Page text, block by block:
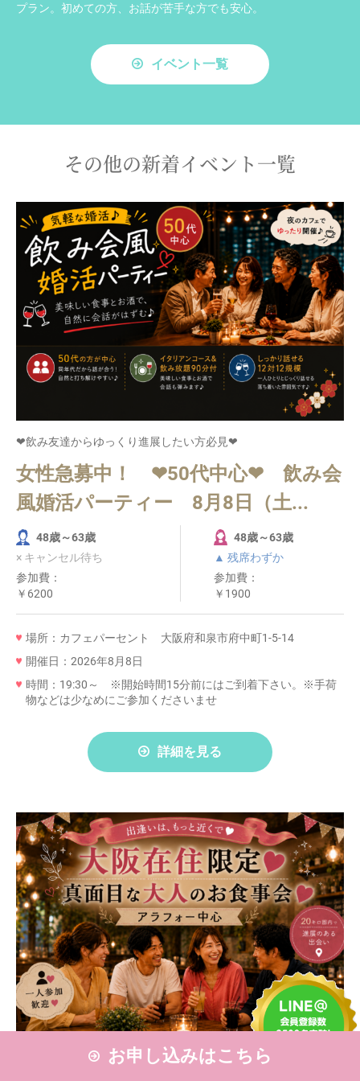
お申し込みはこちら
プラン。初めての方、お話が苦手な方でも安心。
イベント一覧
その他の新着イベント一覧
❤飲み友達からゆっくり進展したい方必見❤
女性急募中！ ❤50代中心❤ 飲み会
風婚活パーティー 8月8日（土...
48歳～63歳
× キャンセル待ち
参加費：
￥6200
48歳～63歳
▲ 残席わずか
参加費：
￥1900
場所：カフェパーセント 大阪府和泉市府中町1-5-14
開催日：2026年8月8日
時間：19:30～ ※開始時間15分前にはご到着下さい。※手荷
物などは少なめにご参加くださいませ
詳細を見る
❤ ～進展のある出会いは20㎢圏内～ ❤